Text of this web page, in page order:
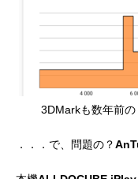
3DMarkも数年前
．．．で、問題の？